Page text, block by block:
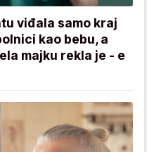
viđala samo kraj
kao bebu, a
majku rekla je - e